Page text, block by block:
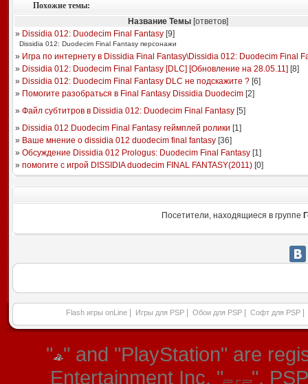
Похожие темы:
Название Темы [ответов]
» Dissidia 012: Duodecim Final Fantasy[9]
Dissidia 012: Duodecim Final Fantasy персонажи
» Игра по интернету в Dissidia Final Fantasy\Dissidia 012: Duodecim Final
» Dissidia 012: Duodecim Final Fantasy [DLС] [Обновление на 28.05.11] [8]
» Dissidia 012: Duodecim Final Fantasy DLC не подскажите ?[6]
» Помогите разобраться в Final Fantasy Dissidia Duodecim[2]
» Файл субтитров в Dissidia 012: Duodecim Final Fantasy[5]
» Dissidia 012 Duodecim Final Fantasy геймплей ролики [1]
» Ваше мнение о dissidia 012 duodecim final fantasy[36]
» Обсуждение Dissidia 012 Prologus: Duodecim Final Fantasy[1]
» помогите с игрой DISSIDIA duodecim FINAL FANTASY(2011)[0]
Посетители, находящиеся в группе
Flash игры onLine Игры для PSP Обои для PSP Софт для PSP
" " and "PlayStation" are
Entertainment Inc. "
",